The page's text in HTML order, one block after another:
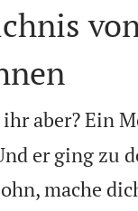
aber? Ein
er ging zu
mache